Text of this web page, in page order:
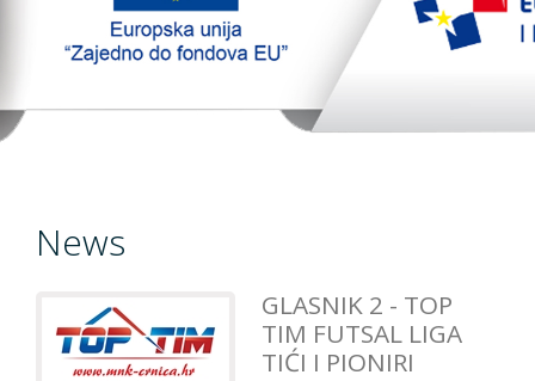
TopTim liga
News
GLASNIK 2 - TOP
TIM FUTSAL LIGA
TIĆI I PIONIRI